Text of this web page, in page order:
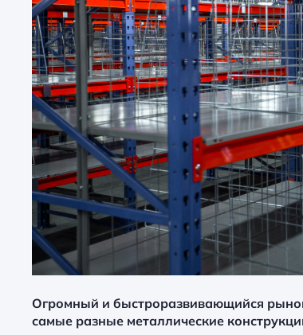
Огромный и быстроразвивающийся
самые разные металлические